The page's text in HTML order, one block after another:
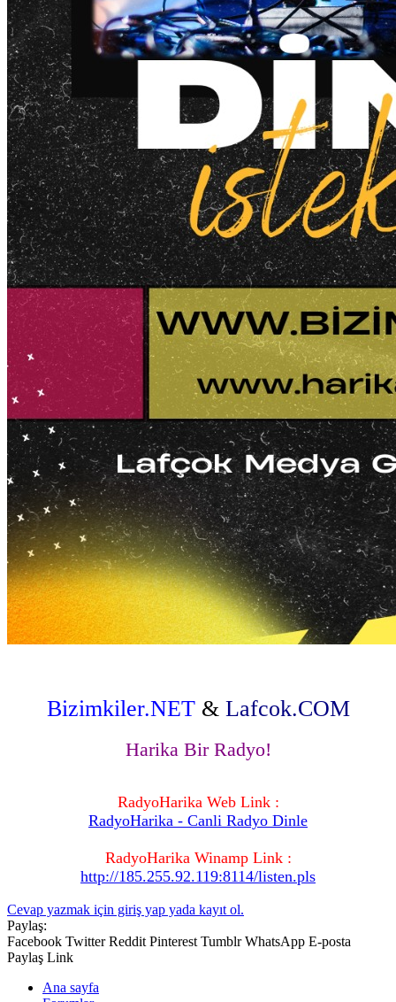
Bizimkiler.NET & Lafcok.COM
Harika Bir Radyo!
RadyoHarika Web Link :
RadyoHarika - Canli Radyo Dinle
RadyoHarika Winamp Link :
http://185.255.92.119:8114/listen.pls
Cevap yazmak için giriş yap yada kayıt ol.
Paylaş:
Facebook Twitter Reddit Pinterest Tumblr WhatsApp E-posta
Paylaş Link
Ana sayfa